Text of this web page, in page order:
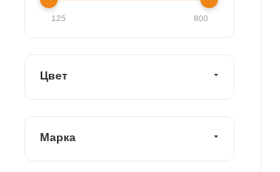
125 800
Цвет
Марка